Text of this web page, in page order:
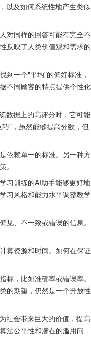
以及如何系统性地产生类似
对同样的回答可能有完全不
反映了人类价值观和需求的
到一个"平均"的偏好标准，
不同顾客的特点提供个性化
数据上的高评分时，它可能
"，虽然能够提高分数，但
依赖单一的标准。另一种方
。
习训练的AI助手能够更好地
习风格和能力水平调整教学
、不一致或错误的信息。
算资源和时间。如何在保证
标，比如准确率或错误率。
的期望，仍然是一个开放性
社会带来巨大的价值，提高
法公平性和潜在的滥用问